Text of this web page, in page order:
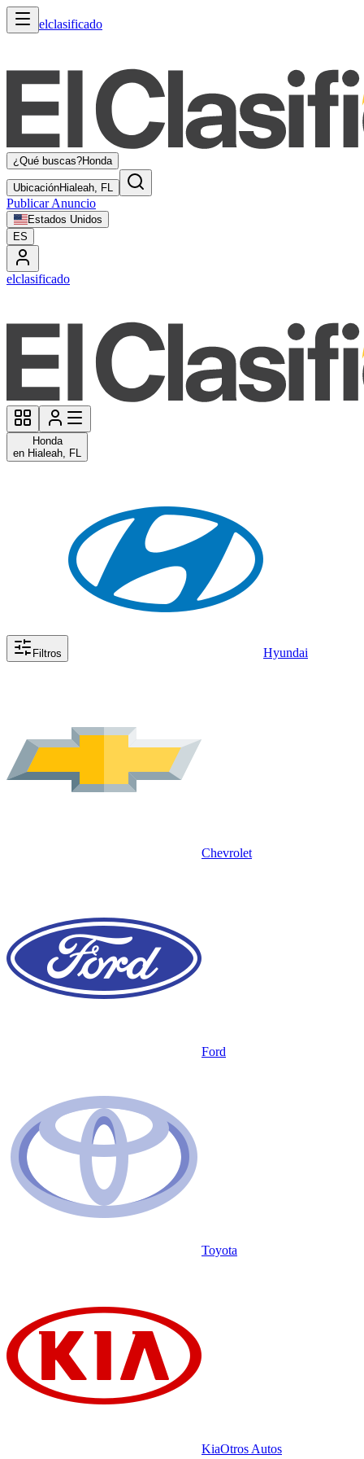
elclasificado
¿Qué buscas?Honda
UbicaciónHialeah, FL
Publicar Anuncio
Estados Unidos
ES
elclasificado
Honda
en Hialeah, FL
Filtros Hyundai
Chevrolet
Ford
Toyota
KiaOtros Autos